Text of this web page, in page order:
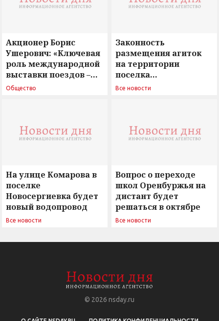
Акционер Борис
Ушерович: «Ключевая
роль международной
выставки поездов –
поиск ответов на
Общество
Законность
размещения агиток
на территории
поселка
Новосергиевка
Все новости
На улице Комарова в
поселке
Новосергиевка будет
новый водопровод
Все новости
Вопрос о переходе
школ Оренбуржья на
дистант будет
решаться в октябре
Все новости
© 2026 nsday.ru